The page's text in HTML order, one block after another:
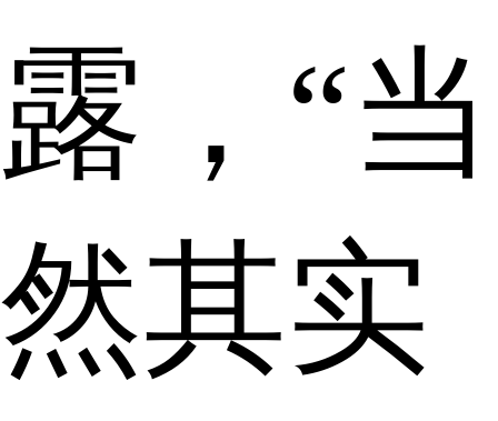
露，“当
然其实